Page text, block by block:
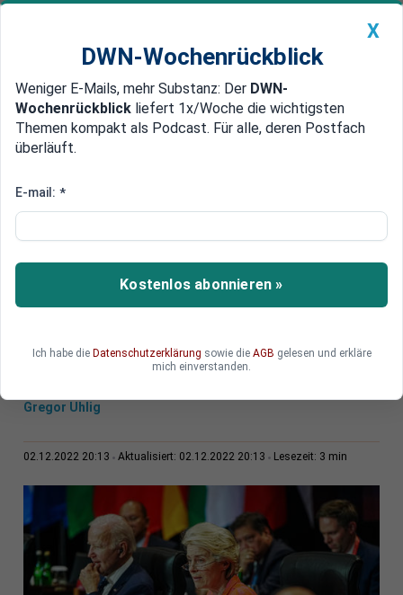
Newsticker MEIN DWN: Geldanlage Premium
Edelmetalle DWN-Magazin China
Ölpreis-Deckel gegen Russland
Die Sanktionen gegen Russland schaden bisher
vor allem Europa. Daran wird auch der
Preisdeckel auf russisches Öl nichts ändern, den
Gregor Uhlig
02.12.2022 20:13 Aktualisiert: 02.12.2022 20:13 Lesezeit: 3 min
X
DWN-Wochenrückblick
Weniger E-Mails, mehr Substanz: Der DWN-
Wochenrückblick liefert 1x/Woche die wichtigsten
Themen kompakt als Podcast. Für alle, deren Postfach
überläuft.
E-mail: *
Kostenlos abonnieren »
Ich habe die Datenschutzerklärung sowie die AGB gelesen und erkläre
mich einverstanden.